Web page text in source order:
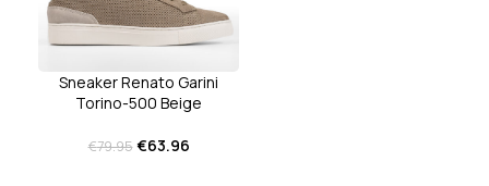
Sneaker Renato Garini
Torino-500 Beige
€79.95 €63.96